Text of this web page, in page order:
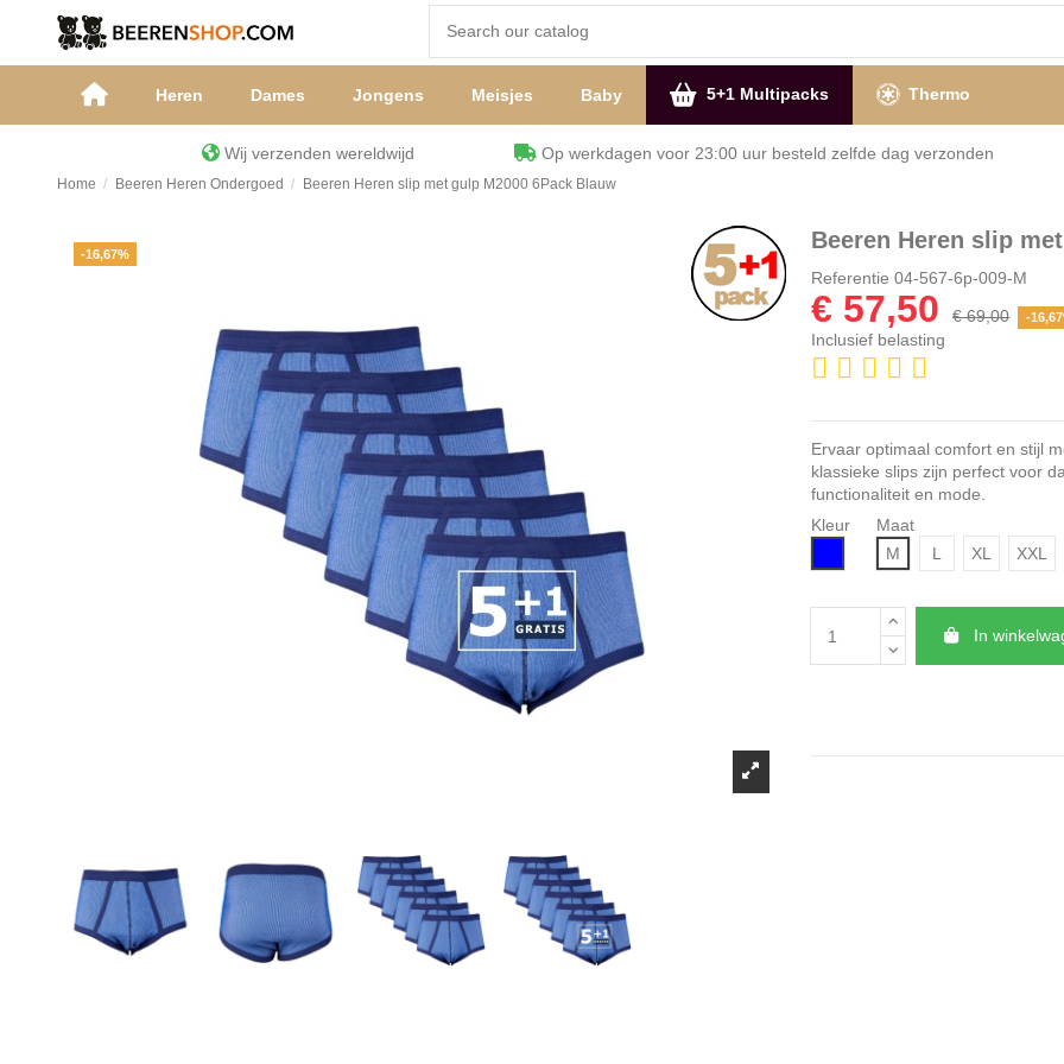
Heren Dames Jongens Meisjes Baby 5+1 Multipacks Thermo
Wij verzenden wereldwijd Op werkdagen voor 23:00 uur besteld zelfde dag
Home Beeren Heren Ondergoed Beeren Heren slip met gulp M2000 6Pack Blauw
-16,67%
Beeren Heren slip
Referentie 04-567-6p-009-M
€ 57,50 € 69,00 -
Inclusief belasting
Ervaar optimaal comfort en stijl
klassieke slips zijn perfect voor
functionaliteit en mode.
Kleur
Maat
M
L XL XXL
In